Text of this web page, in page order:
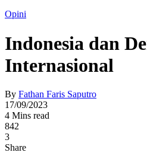
Opini
Indonesia dan
Internasional
By Fathan Faris Saputro
17/09/2023
4 Mins read
842
3
Share